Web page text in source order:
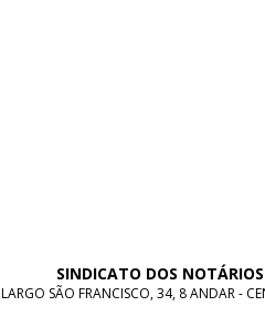
SINDICATO DOS
LARGO SÃO FRANCISCO, 34, 8 ANDAR -